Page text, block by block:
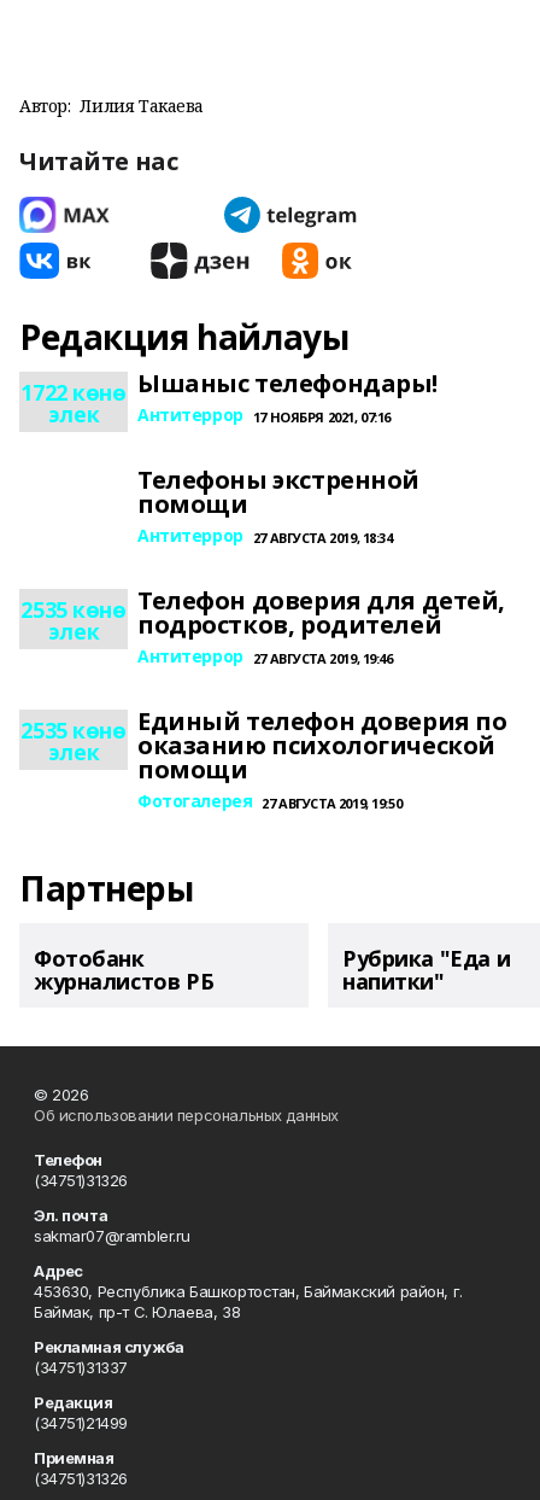
Автор: Лилия Такаева
Читайте нас
Редакция һайлауы
1722 көнө
элек
Ышаныс телефондары!
Антитеррор 17 НОЯБРЯ 2021, 07:16
Телефоны экстренной
помощи
Антитеррор 27 АВГУСТА 2019, 18:34
2535 көнө
элек
Телефон доверия для детей,
подростков, родителей
Антитеррор 27 АВГУСТА 2019, 19:46
2535 көнө
элек
Единый телефон доверия по
оказанию психологической
помощи
Фотогалерея 27 АВГУСТА 2019, 19:50
Партнеры
Фотобанк
журналистов РБ
Рубрика "Еда и
напитки"
© 2026
Об использовании персональных данных
Телефон
(34751)31326
Эл. почта
sakmar07@rambler.ru
Адрес
453630, Республика Башкортостан, Баймакский район, г.
Баймак, пр-т С. Юлаева, 38
Рекламная служба
(34751)31337
Редакция
(34751)21499
Приемная
(34751)31326